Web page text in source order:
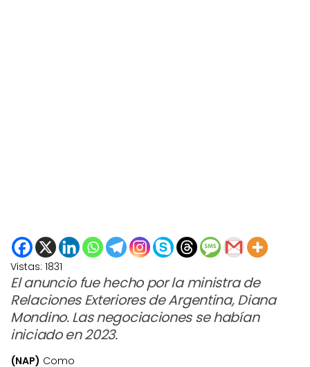
Vistas: 1831
El anuncio fue hecho por la ministra de
Relaciones Exteriores de Argentina, Diana
Mondino. Las negociaciones se habían
iniciado en 2023.
(NAP) Como